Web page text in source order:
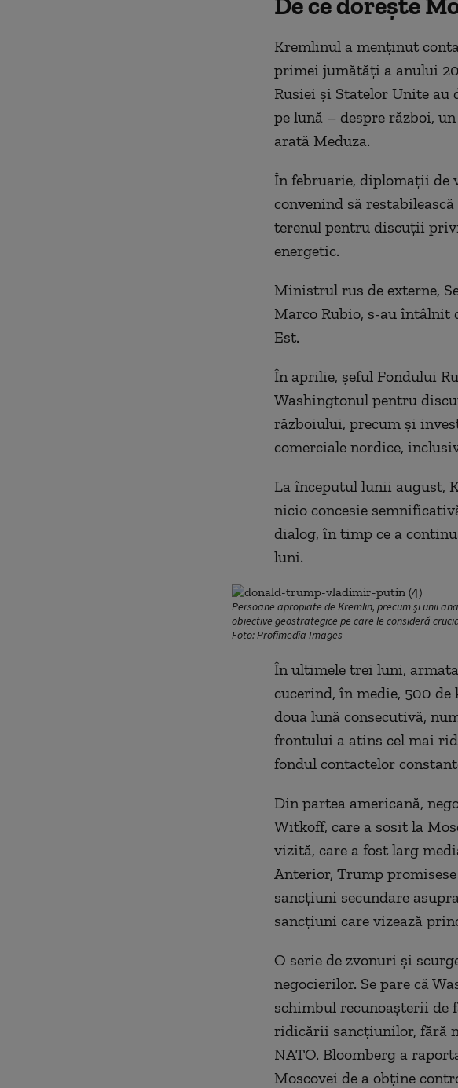
Kremlinul a menținut
primei jumătăți a anului
Rusiei și Statelor Unite au
pe lună – despre război,
arată Meduza.
În februarie, diplomații de
convenind să
terenul pentru discuții
energetic.
Ministrul rus de externe,
Marco Rubio, s-au întâlnit
Est.
În aprilie, șeful Fondului
Washingtonul pentru
războiului, precum și
comerciale nordice,
La începutul lunii august,
nicio concesie
dialog, în timp ce a
luni.
Persoane apropiate de Kremlin, precum și unii
obiective geostrategice pe care le consideră
Foto: Profimedia Images
În ultimele trei luni,
cucerind, în medie, 500
doua lună consecutivă,
frontului a atins cel mai
fondul contactelor
Din partea americană,
Witkoff, care a sosit la
vizită, care a fost larg
Anterior, Trump
sancțiuni secundare
sancțiuni care vizează
O serie de zvonuri și
negocierilor. Se pare că
schimbul recunoașterii de
ridicării sancțiunilor, fără
NATO. Bloomberg a
Moscovei de a obține